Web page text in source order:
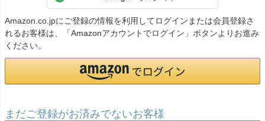
Amazon.co.jpにご登録の情報を利用してログインまたは会員登録さ
れるお客様は、「Amazonアカウントでログイン」ボタンよりお進み
ください。
まだご登録がお済みでないお客様